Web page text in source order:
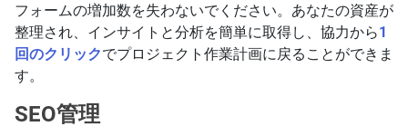
フォームの増加数を失わないでください。あなたの資産が
整理され、インサイトと分析を簡単に取得し、協力から1
回のクリックでプロジェクト作業計画に戻ることができま
す。
SEO管理